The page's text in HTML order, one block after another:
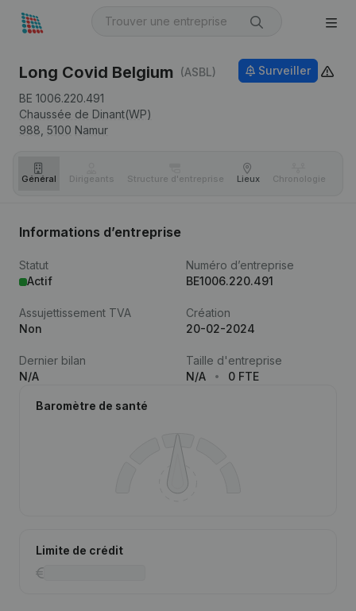
Long Covid Belgium (ASBL)
BE 1006.220.491
Chaussée de Dinant(WP)
988, 5100 Namur
Surveiller
Général Dirigeants Structure d'entreprise Lieux Chronologie
Informations d’entreprise
Statut
Actif
Numéro d’entreprise
BE1006.220.491
Assujettissement TVA
Non
Création
20-02-2024
Dernier bilan
N/A
Taille d'entreprise
N/A
0 FTE
Baromètre de santé
Limite de crédit